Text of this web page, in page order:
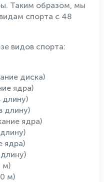
Таким образом, мы
спорта с 48
видов спорта:
диска)
ядра)
длину)
длину)
ядра)
ядра)
м)
м)